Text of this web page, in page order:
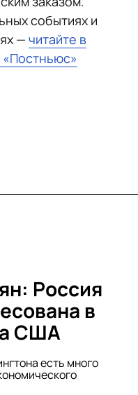
событиях и
— читайте в
«Постньюс»
Россия
в
США
есть много